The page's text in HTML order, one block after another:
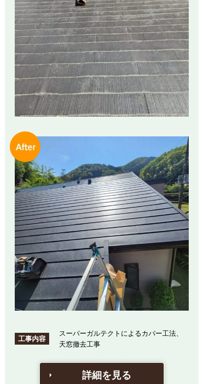
工事内容
スーパーガルテクトによるカバー工法、
天窓撤去工事
詳細を見る